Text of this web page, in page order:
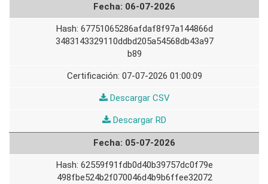
06-07-2026
67751065286afdaf8f97a144866d
3483143329110ddbd205a54568db43a97
b89
07-07-2026 01:00:09
Descargar CSV06-
Descargar RD
07-
2026
05-07-2026
62559f91fdb0d40b39757dc0f79e
498fbe524b2f070046d4b9b6ffee32072